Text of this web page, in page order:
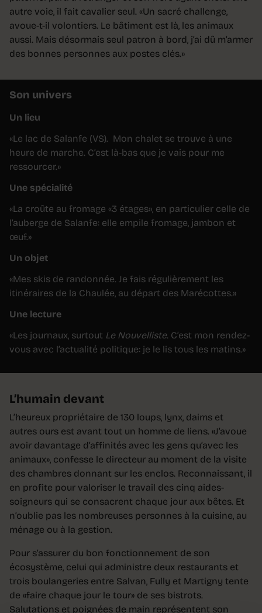
autre voie, il fait cavalier seul. «Un sacré challenge,
avoue-t-il volontiers. Le bâtiment est là, les animaux
aussi. Mais désormais seul patron à bord, j’ai dû m’armer
des bonnes personnes aux postes clés.»
Son univers
Un lieu
«Le lac de Salanfe (VS). Mon chalet se trouve à une
heure de marche. C’est là-bas que je vais pour me
ressourcer.»
Une spécialité
«La croûte au fromage «3 étages», en particulier celle de
l’auberge de Salanfe: elle empile fromage, jambon et
œuf.»
Un objet
«Mes skis de randonnée. Je fais régulièrement les
itinéraires de la Chaulée, au départ des Marécottes.»
Une lecture
«Les journaux, surtout Le Nouvelliste. C’est mon rendez-
vous avec l’actualité politique: je le lis tous les matins.»
L’humain devant
L’heureux propriétaire de 130 loups, lynx, daims et
autres ours est avant tout un homme de liens. «J’avoue
avoir davantage d’affinités avec les gens qu’avec les
animaux», confesse le directeur au moment de la visite
des chambres donnant sur les enclos. Reconnaissant, il
en profite pour valoriser le travail des cinq aides-
soigneurs qui se consacrent chaque jour aux bêtes. Et
n’oublie pas les nombreuses personnes à la cuisine, au
ménage ou à la gestion.
Pour s’assurer du bon fonctionnement de son
écosystème, celui qui administre deux restaurants et
trois boulangeries entre Salvan, Fully et Martigny tente
de «faire chaque jour le tour» de ses bistrots.
Salutations et poignées de main représentent son